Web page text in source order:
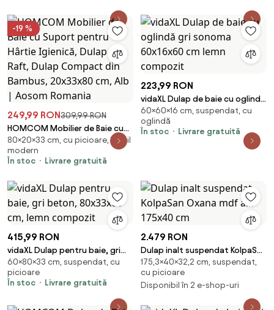
-19 %
249,99 RON309,99 RON
HOMCOM Mobilier de Baie cu
Suport pentru Hârtie Igienică,
Dulap și Raft, Dulap Compact
din Bambus, 20x33x80 cm, Alb |
80×20×33 cm, cu picioare, în stil
modern
În stoc
Livrare gratuită
223,99 RON
vidaXL Dulap de baie cu oglindă
gri sonoma 60x16x60 cm lemn
compozit
60×60×16 cm, suspendat, cu
oglindă
În stoc
Livrare gratuită
415,99 RON
vidaXL Dulap pentru baie, gri
beton, 80x33x60 cm, lemn
compozit
60×80×33 cm, suspendat, cu
picioare
În stoc
Livrare gratuită
2.479 RON
Dulap inalt suspendat KolpaSan
Oxana mdf alb 175x40 cm
175,3×40×32,2 cm, suspendat,
cu picioare
Disponibil în 2 e-shop-uri